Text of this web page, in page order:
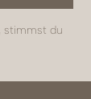
stimmst du